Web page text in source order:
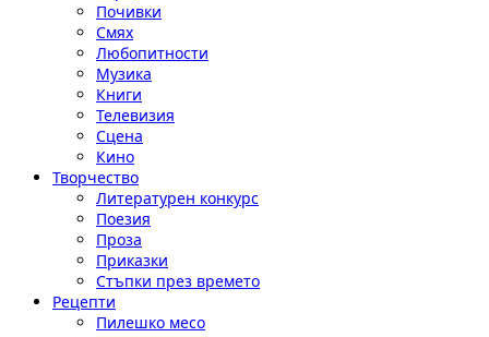
Почивки
Смях
Любопитности
Музика
Книги
Телевизия
Сцена
Кино
Творчество
Литературен конкурс
Поезия
Проза
Приказки
Стъпки през времето
Рецепти
Пилешко месо